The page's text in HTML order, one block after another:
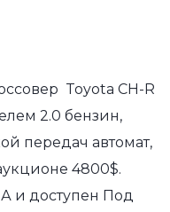
Toyota CH-R
2.0 бензин,
передач автомат,
4800$.
и доступен Под